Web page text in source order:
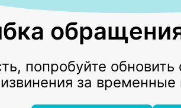
попробуйте
извинения за временные